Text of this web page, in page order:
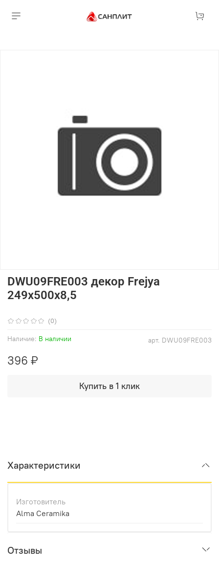
(0)
арт. DWU09FRE003
Наличие: В наличии
DWU09FRE003 декор Frejya
249х500х8,5
396 ₽
Купить в 1 клик
Характеристики
Изготовитель
Alma Ceramika
Отзывы